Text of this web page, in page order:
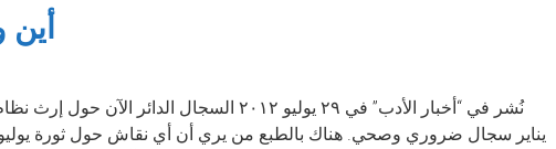
أين
نُشر في “أخبار الأدب” في ٢٩ يوليو ٢٠١٢ السجال الدائر
يناير سجال ضروري وصحي. هناك بالطبع من يري أن أي نقاش حول ثورة